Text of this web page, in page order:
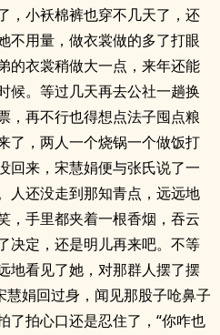
，小袄棉裤也穿不几天了，还
不用量，做衣裳做的多了打眼
的衣裳稍做大一点，来年还能
候。等过几天再去公社一趟换
，再不行也得想点法子囤点粮
了，两人一个烧锅一个做饭打
回来，宋慧娟便与张氏说了一
人还没走到那知青点，远远地
，手里都夹着一根香烟，吞云
决定，还是明儿再来吧。不等
地看见了她，对那群人摆了摆
慧娟回过身，闻见那股子呛鼻子
了拍心口还是忍住了，“你咋也